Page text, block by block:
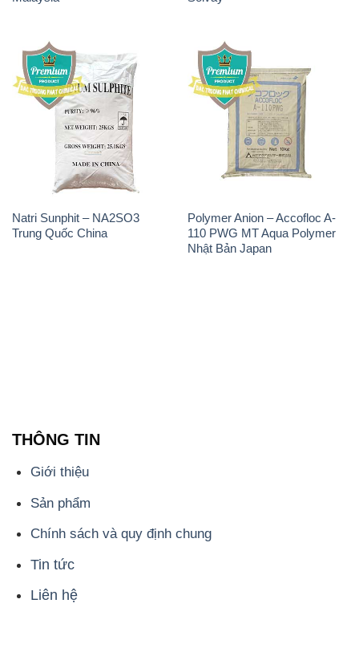
Natri Sunphit – NA2SO3
Trung Quốc China
Polymer Anion – Accofloc A-
110 PWG MT Aqua Polymer
Nhật Bản Japan
THÔNG TIN
Giới thiệu
Sản phẩm
Chính sách và quy định chung
Tin tức
Liên hệ